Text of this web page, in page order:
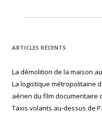
ARTICLES RÉCENTS
La démolition de la maison
La logistique métropolitaine
aérien du film documentaire
Taxis volants au-dessus de